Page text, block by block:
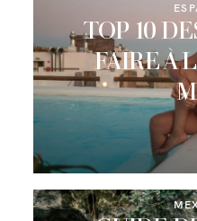
TOP 10
FAIRE À